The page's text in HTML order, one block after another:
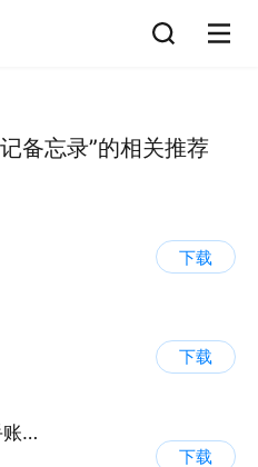
备忘录”的相关推荐
下载
下载
千屿叙事日记手账备忘录
下载